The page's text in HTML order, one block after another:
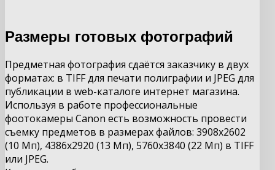
Размеры готовых фотографий
Предметная фотография сдаётся заказчику в двух
форматах: в TIFF для печати полиграфии и JPEG для
публикации в web-каталоге интернет магазина.
Используя в работе профессиональные
фоотокамеры Canon есть возможность провести
съемку предметов в размерах файлов: 3908х2602
(10 Мп), 4386х2920 (13 Мп), 5760х3840 (22 Мп) в TIFF
или JPEG.